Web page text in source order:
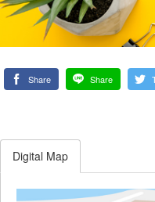
Share Share
Digital Map